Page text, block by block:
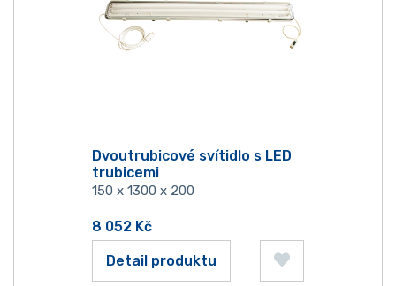
Dvoutrubicové svítidlo s LED
trubicemi
150 x 1300 x 200
8 052 Kč
Detail produktu